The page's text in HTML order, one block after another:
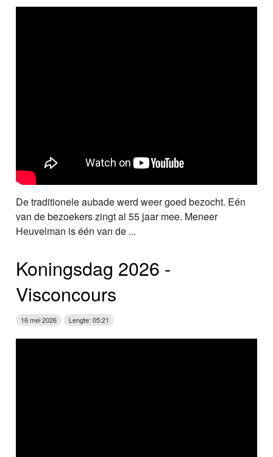
De traditionele aubade werd weer goed bezocht. Eén
van de bezoekers zingt al 55 jaar mee. Meneer
Heuvelman is één van de ...
Koningsdag 2026 ‑
Visconcours
16 mei 2026 Lengte: 05:21